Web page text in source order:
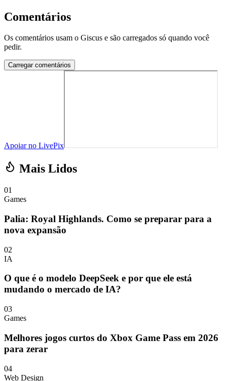
Comentários
Os comentários usam o Giscus e são carregados só quando você
pedir.
Carregar comentários
Apoiar no LivePix
Mais Lidos
01
Games
Palia: Royal Highlands. Como se preparar para a
nova expansão
02
IA
O que é o modelo DeepSeek e por que ele está
mudando o mercado de IA?
03
Games
Melhores jogos curtos do Xbox Game Pass em 2026
para zerar
04
Web Design